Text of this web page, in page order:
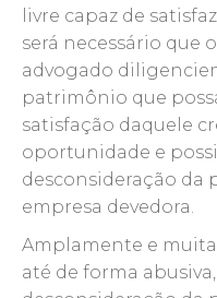
livre capaz de
será necessário que
advogado
patrimônio que
satisfação daquele
oportunidade e
desconsideração da
empresa devedora.
Amplamente e
até de forma